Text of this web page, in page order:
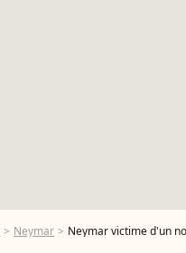
Neymar Neymar victime d'un